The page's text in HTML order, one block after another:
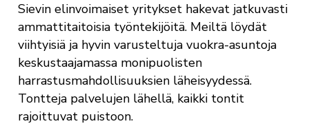
Sievin elinvoimaiset yritykset hakevat jatkuvasti
ammattitaitoisia työntekijöitä. Meiltä löydät
viihtyisiä ja hyvin varusteltuja vuokra-asuntoja
keskustaajamassa monipuolisten
harrastusmahdollisuuksien läheisyydessä.
Tontteja palvelujen lähellä, kaikki tontit
rajoittuvat puistoon.